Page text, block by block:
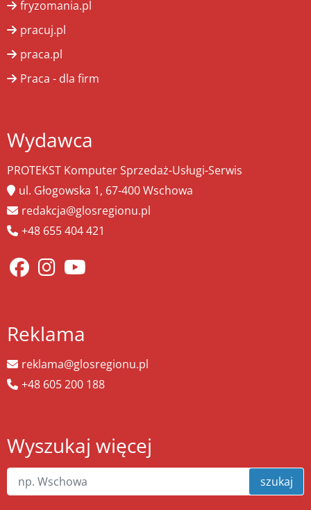
fryzomania.pl
pracuj.pl
praca.pl
Praca - dla firm
Wydawca
PROTEKST Komputer Sprzedaż-Usługi-Serwis
ul. Głogowska 1, 67-400 Wschowa
redakcja@glosregionu.pl
+48 655 404 421
Reklama
reklama@glosregionu.pl
+48 605 200 188
Wyszukaj więcej
szukaj